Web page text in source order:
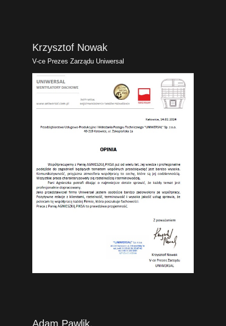
Krzysztof Nowak
V-ce Prezes Zarządu Uniwersal
Adam Pawlik,